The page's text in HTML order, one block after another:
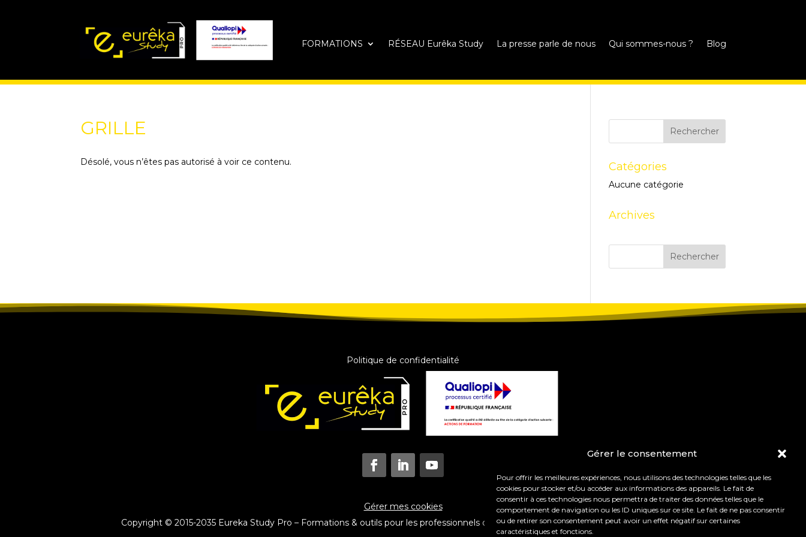
Gérer le consentement
Pour offrir les meilleures expériences, nous utilisons des technologies telles que les
cookies pour stocker et/ou accéder aux informations des appareils. Le fait de
consentir à ces technologies nous permettra de traiter des données telles que le
comportement de navigation ou les ID uniques sur ce site. Le fait de ne pas consentir
ou de retirer son consentement peut avoir un effet négatif sur certaines
caractéristiques et fonctions.
FORMATIONS RÉSEAU Eurêka Study La presse parle de nous Qui sommes-nous ? Blog
GRILLE
Désolé, vous n’êtes pas autorisé à voir ce contenu. Catégories
Aucune catégorie
Archives
Politique de confidentialité
Gérer mes cookies
Copyright © 2015-2035 Eureka Study Pro – Formations & outils pour les professionnels du coaching et de l’orientation.Mentions légales